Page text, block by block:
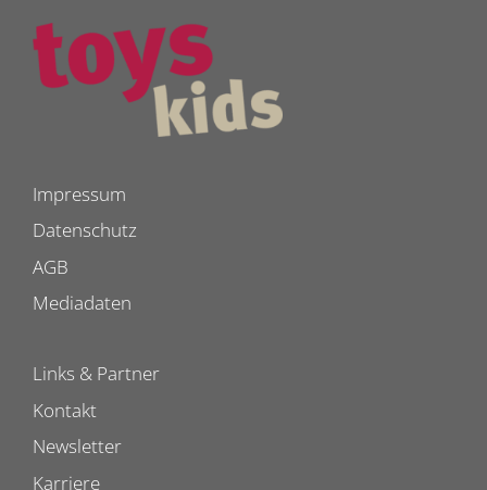
Impressum
Datenschutz
AGB
Mediadaten
Links & Partner
Kontakt
Newsletter
Karriere